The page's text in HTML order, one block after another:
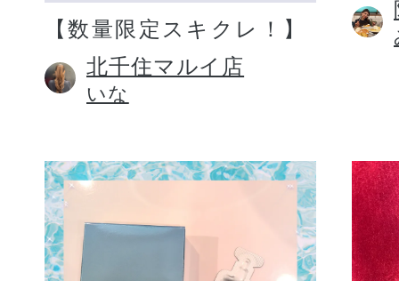
【数量限定スキクレ！】
北千住マルイ店
いな